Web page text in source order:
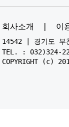
회사소개 이
14542 | 경기도 부
TEL. : 032)324-
COPYRIGHT